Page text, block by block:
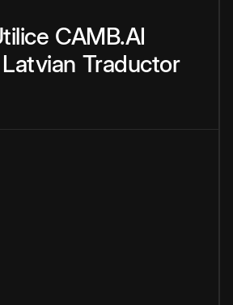
CAMB.AI
Latvian Traductor